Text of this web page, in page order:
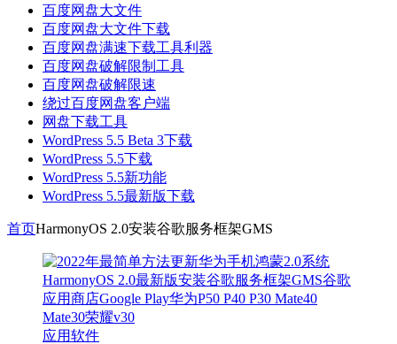
百度网盘大文件
百度网盘大文件下载
百度网盘满速下载工具利器
百度网盘破解限制工具
百度网盘破解限速
绕过百度网盘客户端
网盘下载工具
WordPress 5.5 Beta 3下载
WordPress 5.5下载
WordPress 5.5新功能
WordPress 5.5最新版下载
首页HarmonyOS 2.0安装谷歌服务框架GMS
应用软件